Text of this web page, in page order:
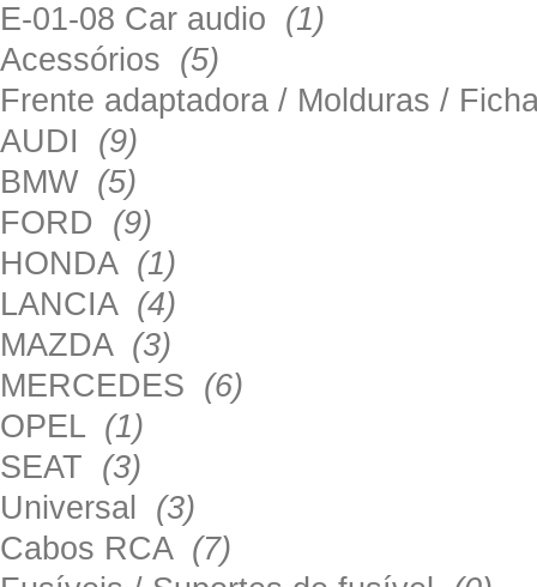
E-01-08 Car audio (1)
Acessórios (5)
Frente adaptadora / Molduras /
AUDI (9)
BMW (5)
FORD (9)
HONDA (1)
LANCIA (4)
MAZDA (3)
MERCEDES (6)
OPEL (1)
SEAT (3)
Universal (3)
Cabos RCA (7)